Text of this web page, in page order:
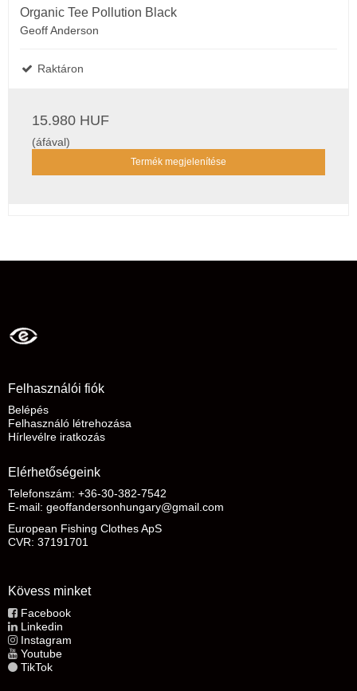
Organic Tee Pollution Black
Geoff Anderson
Raktáron
15.980 HUF
(áfával)
Termék megjelenítése
Felhasználói fiók
Belépés
Felhasználó létrehozása
Hírlevélre iratkozás
Elérhetőségeink
Telefonszám: +36-30-382-7542
E-mail: geoffandersonhungary@gmail.com
European Fishing Clothes ApS
CVR: 37191701
Kövess minket
Facebook
Linkedin
Instagram
Youtube
TikTok